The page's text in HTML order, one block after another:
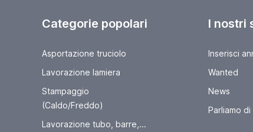
Categorie popolari
Asportazione truciolo
Lavorazione lamiera
Stampaggio
(Caldo/Freddo)
Lavorazione tubo, barre,...
I nostri
Inserisci
Wanted
News
Parliamo di